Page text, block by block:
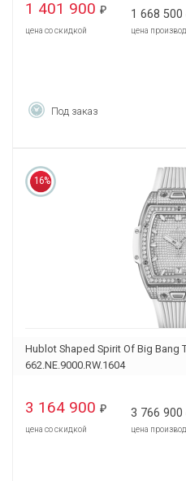
1 401 900 ₽
цена со скидкой
1 668 500
цена
Под заказ
16%
Hublot Shaped Spirit Of Big Bang
662.NE.9000.RW.1604
3 164 900 ₽
цена со скидкой
3 766 900
цена